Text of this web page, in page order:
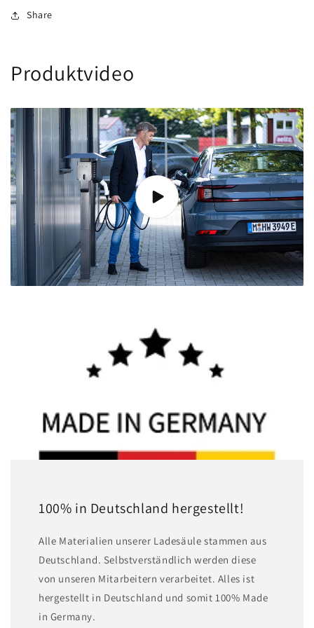
Share
Produktvideo
100% in Deutschland hergestellt!
A lle Materialien unserer Ladesäule stammen aus
Deutschland. Selbstverständlich werden diese
von unseren Mitarbeitern verarbeitet. Alles ist
hergestellt in Deutschland und somit 100% Made
in Germany.